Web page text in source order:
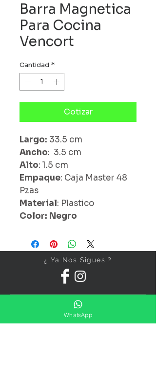
Barra Magnetica
Para Cocina
Vencort
Cantidad *
Cotizar
Largo: 33.5 cm
Ancho: 3.5 cm
Alto: 1.5 cm
Empaque: Caja Master 48
Pzas
Material: Plastico
Color: Negro
¿ Ya Nos Sigues ?
Suscríbete ahora
WhatsApp